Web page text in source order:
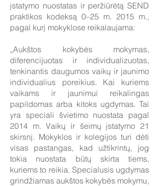
įstatymo nuostatas ir peržiūrėtą SEND
praktikos kodeksą 0–25 m. 2015 m.,
pagal kurį mokyklose reikalaujama:
„Aukštos kokybės mokymas,
diferencijuotas ir individualizuotas,
tenkinantis daugumos vaikų ir jaunimo
individualius poreikius. Kai kuriems
vaikams ir jaunimui reikalingas
papildomas arba kitoks ugdymas. Tai
yra speciali švietimo nuostata pagal
2014 m. Vaikų ir šeimų įstatymo 21
skirsnį. Mokyklos ir kolegijos turi dėti
visas pastangas, kad užtikrintų, jog
tokia nuostata būtų skirta tiems,
kuriems to reikia. Specialusis ugdymas
grindžiamas aukštos kokybės mokymu,